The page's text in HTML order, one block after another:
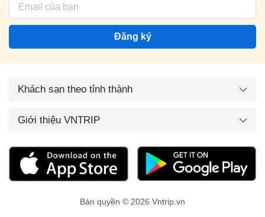
Đăng ký
Khách sạn theo tỉnh thành
Giới thiệu VNTRIP
Bản quyền © 2026 Vntrip.vn